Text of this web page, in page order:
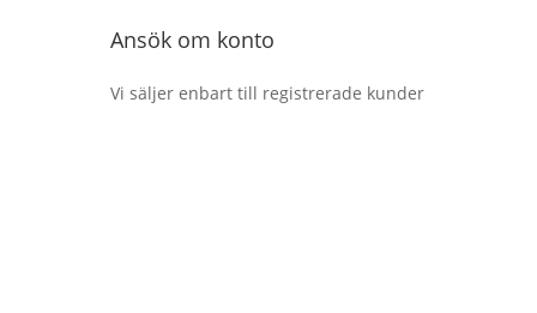
Ansök om konto
Vi säljer enbart till registrerade kunder